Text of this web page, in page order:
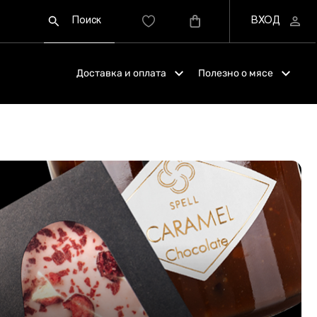
Доставка и оплата Полезно о мясе